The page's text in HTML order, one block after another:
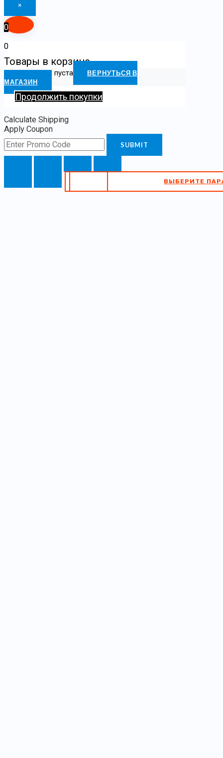
В КОРЗИНУ
ВЫБЕРИТЕ ПАРАМЕТРЫ
ВЫБЕРИТЕ
×
0
0
Товары в корзине
Ваша корзина пуста
ВЕРНУТЬСЯ В
МАГАЗИН
Продолжить покупки
Calculate Shipping
Apply Coupon
SUBMIT